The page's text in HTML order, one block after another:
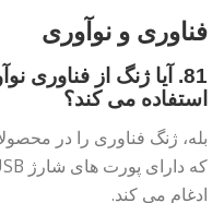
فناوری و نوآوری
81. آیا ژنگ از فناوری
استفاده می کند؟
بله، ژنگ فناوری را در
ادغام می کند.